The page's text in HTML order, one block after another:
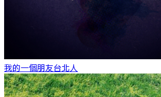
我的一個朋友台北人